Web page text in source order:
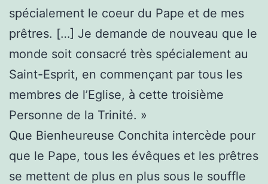
spécialement le coeur du Pape et de mes
prêtres. […] Je demande de nouveau que le
monde soit consacré très spécialement au
Saint-Esprit, en commençant par tous les
membres de l’Eglise, à cette troisième
Personne de la Trinité. »
Que Bienheureuse Conchita intercède pour
que le Pape, tous les évêques et les prêtres
se mettent de plus en plus sous le souffle